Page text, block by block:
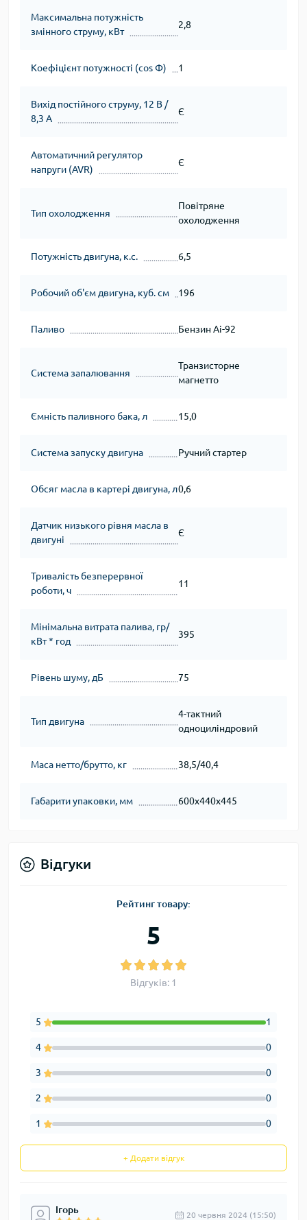
Максимальна потужність
змінного струму, кВт
2,8
Коефіцієнт потужності (cos Φ) 1
Вихід постійного струму, 12 В /
8,3 А
Є
Автоматичний регулятор
напруги (AVR)
Є
Тип охолодження
Повітряне
охолодження
Потужність двигуна, к.с. 6,5
Робочий об'єм двигуна, куб. см 196
Паливо Бензин Аі-92
Система запалювання
Транзисторне
магнетто
Ємність паливного бака, л 15,0
Система запуску двигуна Ручний стартер
Обсяг масла в картері двигуна, л0,6
Датчик низького рівня масла в
двигуні
Є
Тривалість безперервної
роботи, ч
11
Мінімальна витрата палива, гр/
кВт * год
395
Рівень шуму, дБ 75
Тип двигуна
4-тактний
одноциліндровий
Маса нетто/брутто, кг 38,5/40,4
Габарити упаковки, мм 600х440х445
Відгуки
Рейтинг товару:
5
Відгуків: 1
5 1
4 0
3 0
2 0
1 0
+ Додати відгук
Ігорь 20 червня 2024 (15:50)